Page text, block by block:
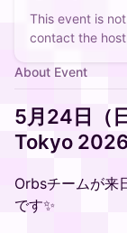
This event is
contact the
About Event
5月24日（
Tokyo 2026
Orbsチームが来
です✨